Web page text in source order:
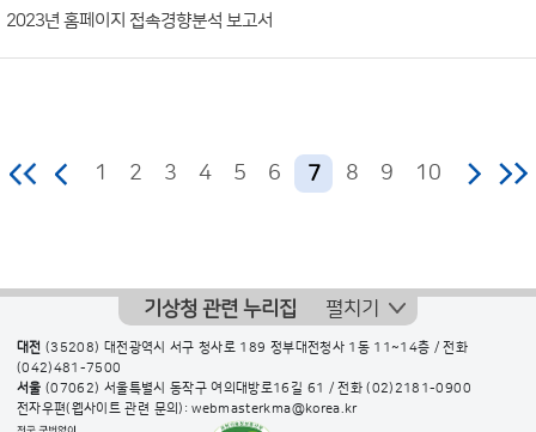
2023년 홈페이지 접속경향분석 보고서
1 2 3 4 5 6 7 8 9 10
기상청 관련 누리집 펼치기
대전 (35208) 대전광역시 서구 청사로 189 정부대전청사 1동 11~14층 / 전화
(042)481-7500
서울 (07062) 서울특별시 동작구 여의대방로16길 61 / 전화(02)2181-0900
전자우편(웹사이트 관련 문의): webmasterkma@korea.kr